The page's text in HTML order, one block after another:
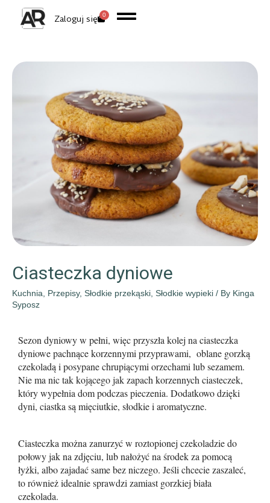
Zaloguj się 0
Ciasteczka dyniowe
Kuchnia, Przepisy, Słodkie przekąski, Słodkie wypieki / By Kinga
Syposz
Sezon dyniowy w pełni, więc przyszła kolej na ciasteczka
dyniowe pachnące korzennymi przyprawami,  oblane gorzką
czekoladą i posypane chrupiącymi orzechami lub sezamem.
Nie ma nic tak kojącego jak zapach korzennych ciasteczek,
który wypełnia dom podczas pieczenia. Dodatkowo dzięki
dyni, ciastka są mięciutkie, słodkie i aromatyczne.
Ciasteczka można zanurzyć w roztopionej czekoladzie do
połowy jak na zdjęciu, lub nałożyć na środek za pomocą
łyżki, albo zajadać same bez niczego. Jeśli chcecie zaszaleć,
to również idealnie sprawdzi zamiast gorzkiej biała
czekolada.